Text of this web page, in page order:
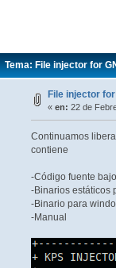
Tema: File injector for
File injector
«en: 22 de
Continuamos
contiene
-Código fuente
-Binarios estáticos
-Binario para
-Manual